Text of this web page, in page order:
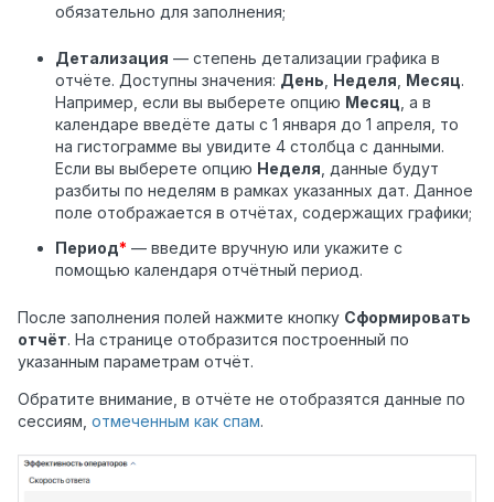
обязательно для заполнения;
Детализация — степень детализации графика в
отчёте. Доступны значения: День Неделя Месяц.
Например, если вы выберете опцию Месяц , а в
календаре введёте даты с 1 января до 1 апреля, то
на гистограмме вы увидите 4 столбца с данными.
Если вы выберете опцию Неделя , данные будут
разбиты по неделям в рамках указанных дат. Данное
поле отображается в отчётах, содержащих графики;
Период* — введите вручную или укажите с
помощью календаря отчётный период.
После заполнения полей нажмите кнопку Сформировать
отчёт. На странице отобразится построенный по
указанным параметрам отчёт.
Обратите внимание, в отчёте не отобразятся данные по
сессиям, отмеченным как спам.